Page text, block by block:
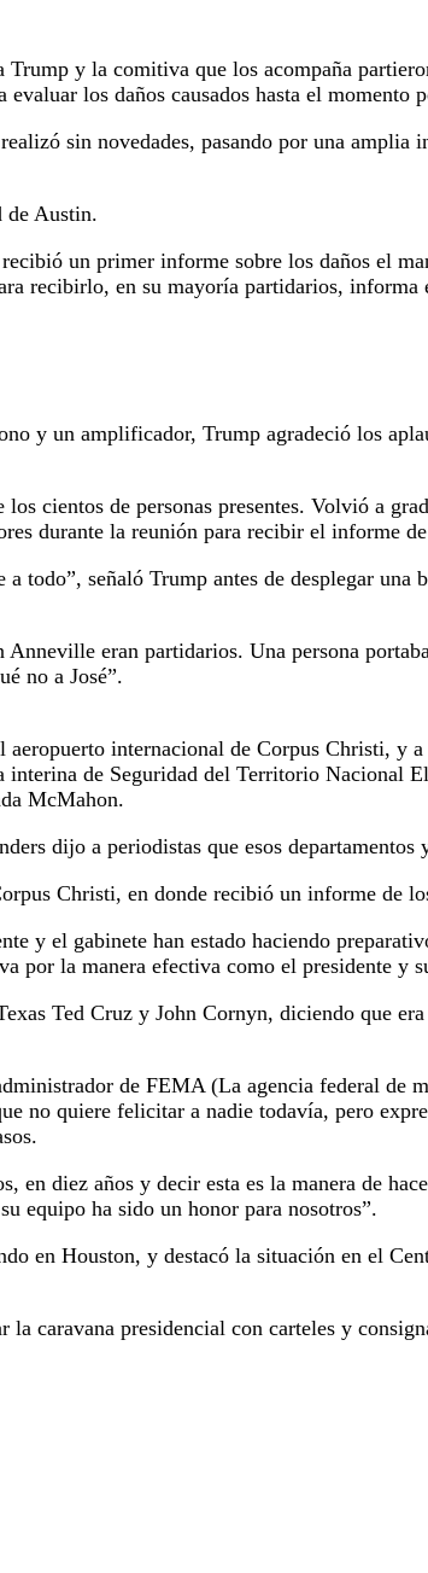
y la comitiva que los acompaña
los daños causados hasta el momento
sin novedades, pasando por una
de Austin.
un primer informe sobre los daños el
recibirlo, en su mayoría partidarios,
y un amplificador, Trump agradeció los
cientos de personas presentes. Volvió a
durante la reunión para recibir el informe
todo”, señaló Trump antes de desplegar
eran partidarios. Una persona
no a José”.
internacional de Corpus Christi, y
de Seguridad del Territorio Nacional
McMahon.
dijo a periodistas que esos
Christi, en donde recibió un informe de
y el gabinete han estado haciendo
por la manera efectiva como el presidente y
Ted Cruz y John Cornyn, diciendo que
de FEMA (La agencia federal
no quiere felicitar a nadie todavía, pero
en diez años y decir esta es la manera de
equipo ha sido un honor para nosotros”.
en Houston, y destacó la situación en el
la caravana presidencial con carteles y